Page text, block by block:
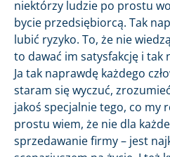
niektórzy ludzie po prostu
bycie przedsiębiorcą. Tak
lubić ryzyko. To, że nie
to dawać im satysfakcję i tak
Ja tak naprawdę każdego
staram się wyczuć,
jakoś specjalnie tego, co my
prostu wiem, że nie dla
sprzedawanie firmy – jest